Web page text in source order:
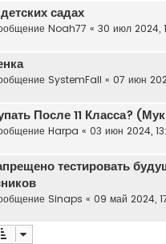
садах
Noah77 « 30 июл 2024,
SystemFall « 07 июн
После 11 Класса?
Harpa « 03 июн 2024,
тестировать
Sinaps « 09 май 2024,